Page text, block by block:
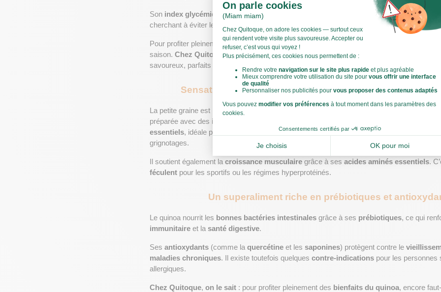
Son index glycémique bas permet aussi de
, idéal pour les
cherchant à éviter les pics de sucre.
Pour profiter pleinement des bienfaits du quinoa , rien de mieux que de l’associer à des
saison. Chez Quitoque, nos paniers de légumes vous offrent chaque semaine des
savoureux, parfaits pour composer des repas complets.
Sensation de satiété et croissance musculaire grâce aux
La petite graine est riche en protéines
préparée avec des ingrédients frais
essentiels, idéale pour un repas équilibré. Il est idéal pour ceux qui veulent
grignotages.
Il soutient également la croissance musculaire grâce à ses acides aminés essentiels
féculent pour les sportifs ou les régimes hyperprotéinés.
Un superaliment riche en prébiotiques et
Le quinoa nourrit les bonnes bactéries intestinales grâce à ses prébiotiques, ce qui
immunitaire et la santé digestive.
Ses antioxydants (comme la quercétine et les saponines) protègent contre le
maladies chroniques. Il existe toutefois quelques contre-indications pour les personnes
allergiques.
Chez Quitoque, on le sait : pour profiter pleinement des bienfaits du quinoa, encore